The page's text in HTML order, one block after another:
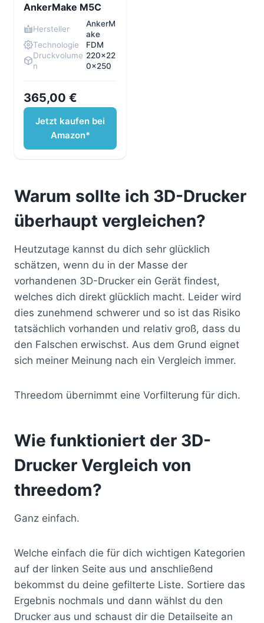
AnkerMake M5C
Hersteller
AnkerM
ake
Technologie
FDM
Druckvolume
n
220×22
0×250
365,00 €
Jetzt kaufen bei
Amazon*
Warum sollte ich 3D-Drucker
überhaupt vergleichen?
Heutzutage kannst du dich sehr glücklich
schätzen, wenn du in der Masse der
vorhandenen 3D-Drucker ein Gerät findest,
welches dich direkt glücklich macht. Leider wird
dies zunehmend schwerer und so ist das Risiko
tatsächlich vorhanden und relativ groß, dass du
den Falschen erwischst. Aus dem Grund eignet
sich meiner Meinung nach ein Vergleich immer.
Threedom übernimmt eine Vorfilterung für dich.
Wie funktioniert der 3D-
Drucker Vergleich von
threedom?
Ganz einfach.
Welche einfach die für dich wichtigen Kategorien
auf der linken Seite aus und anschließend
bekommst du deine gefilterte Liste. Sortiere das
Ergebnis nochmals und dann wählst du den
Drucker aus und schaust dir die Detailseite an